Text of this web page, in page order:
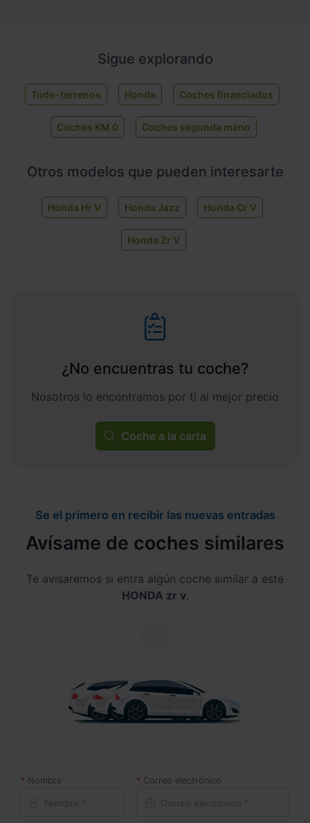
Sigue explorando
Todo-terrenos Honda Coches financiados
Coches KM 0 Coches segunda mano
Otros modelos que pueden interesarte
Honda Hr V Honda Jazz Honda Cr V
Honda Zr V
¿No encuentras tu coche?
Nosotros lo encontramos por ti al mejor precio
Coche a la carta
Se el primero en recibir las nuevas entradas
Avísame de coches similares
Te avisaremos si entra algún coche similar a este
HONDA zr v.
Nombre Correo electrónico